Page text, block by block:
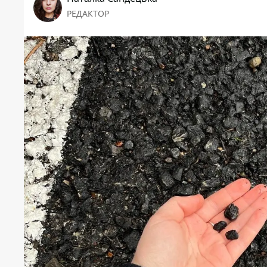
РЕДАКТОР